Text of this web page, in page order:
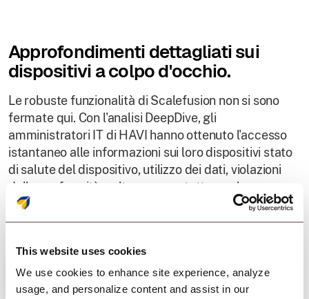
This website uses cookies
We use cookies to enhance site experience, analyze
usage, and personalize content and assist in our
Approfondimenti dettagliati sui
dispositivi a colpo d'occhio.
Le robuste funzionalità di Scalefusion non si sono
fermate qui. Con l'analisi DeepDive, gli
amministratori IT di HAVI hanno ottenuto l'accesso
istantaneo alle informazioni sui loro dispositivi stato
di salute del dispositivo, utilizzo dei dati, violazioni
della conformità e altro ancora, tutto a colpo
d'occhio.